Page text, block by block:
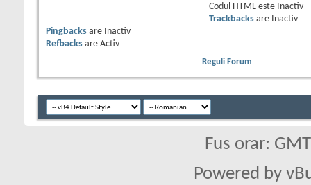
Codul HTML este
Inactiv
Trackbacksare
Inactiv
Pingbacks are
Inactiv
Refbacks are Activ
Reguli Forum
Fus orar:
Powered by